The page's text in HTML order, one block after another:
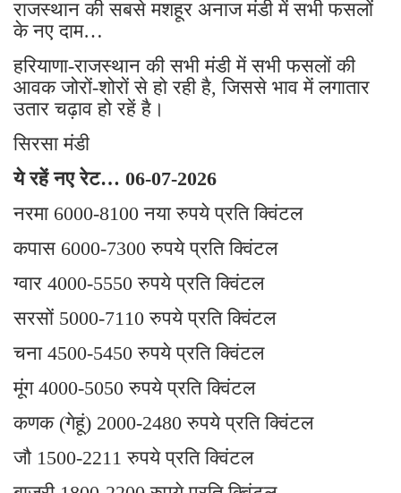
राजस्थान की सबसे मशहूर अनाज मंडी में सभी फसलों
के नए दाम…
हरियाणा-राजस्थान की सभी मंडी में सभी फसलों की
आवक जोरों-शोरों से हो रही है, जिससे भाव में लगातार
उतार चढ़ाव हो रहें है।
सिरसा मंडी
ये रहें नए रेट… 06-07-2026
नरमा 6000-8100 नया रुपये प्रति क्विंटल
कपास 6000-7300 रुपये प्रति क्विंटल
ग्वार 4000-5550 रुपये प्रति क्विंटल
सरसों 5000-7110 रुपये प्रति क्विंटल
चना 4500-5450 रुपये प्रति क्विंटल
मूंग 4000-5050 रुपये प्रति क्विंटल
कणक (गेहूं) 2000-2480 रुपये प्रति क्विंटल
जौ 1500-2211 रुपये प्रति क्विंटल